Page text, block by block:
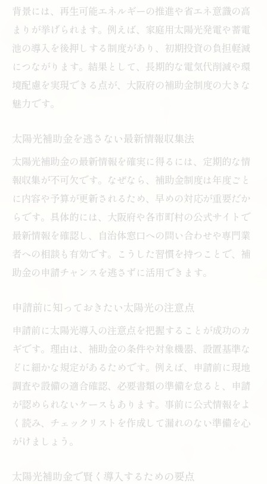
太陽光補助金で省エネ効果を高めるポイン
ト
エアコン補助金と太陽光の活用ノウハウ
太陽光補助金の比較で自宅に最適な選択を
補助金申請で押さえたい太陽光のポイント
申請書類の準備と太陽光の注意事項まとめ
太陽光補助金の申請期間と流れを徹底解説
太陽光補助金申請でよくある質問と回答集
申請ミスを防ぐ太陽光補助金のポイント
太陽光の費用対効果を高める補助金活用術
太陽光補助金で費用回収期間を短縮する方
法
太陽光補助金活用で得られるメリットとは
太陽光発電の費用対効果を徹底シミュレー
補助金利用で太陽光導入コストを抑える極
意
太陽光と蓄電池補助金の併用テクニック
背景には、再生可能エネルギーの推進や省エネ意識の高
まりが挙げられます。例えば、家庭用太陽光発電や蓄電
池の導入を後押しする制度があり、初期投資の負担軽減
につながります。結果として、長期的な電気代削減や環
境配慮を実現できる点が、大阪府の補助金制度の大きな
魅力です。
太陽光補助金を逃さない最新情報収集法
太陽光補助金の最新情報を確実に得るには、定期的な情
報収集が不可欠です。なぜなら、補助金制度は年度ごと
に内容や予算が更新されるため、早めの対応が重要だか
らです。具体的には、大阪府や各市町村の公式サイトで
最新情報を確認し、自治体窓口への問い合わせや専門業
者への相談も有効です。こうした習慣を持つことで、補
助金の申請チャンスを逃さずに活用できます。
申請前に知っておきたい太陽光の注意点
申請前に太陽光導入の注意点を把握することが成功のカ
ギです。理由は、補助金の条件や対象機器、設置基準な
どに細かな規定があるためです。例えば、申請前に現地
調査や設備の適合確認、必要書類の準備を怠ると、申請
が認められないケースもあります。事前に公式情報をよ
く読み、チェックリストを作成して漏れのない準備を心
がけましょう。
太陽光補助金で賢く導入するための要点